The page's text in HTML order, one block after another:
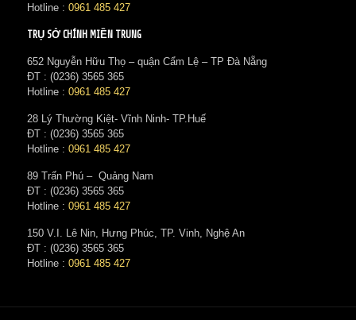
Hotline : 0961 485 427
TRỤ SỞ CHÍNH MIỀN TRUNG
652 Nguyễn Hữu Thọ – quận Cẩm Lệ – TP Đà Nẵng
ĐT : (0236) 3565 365‬
Hotline : 0961 485 427
28 Lý Thường Kiệt- Vĩnh Ninh- TP.Huế
ĐT : (0236) 3565 365‬
Hotline : 0961 485 427
89 Trấn Phú – Quảng Nam
ĐT : (0236) 3565 365‬
Hotline : 0961 485 427
150 V.I. Lê Nin, Hưng Phúc, TP. Vinh, Nghệ An
ĐT : (0236) 3565 365‬
Hotline : 0961 485 427